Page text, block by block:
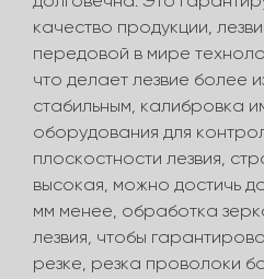
качество продукции,
передовой в мире
что делает лезвие более
стабильным, калибровка
оборудования для
плоскостности лезвия,
высокая, можно достичь
мм менее, обработка
лезвия, чтобы
резке, резка проволоки